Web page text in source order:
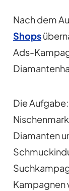
Nach dem
Shops
Ads-
Die
Diamanten
Kampagnen